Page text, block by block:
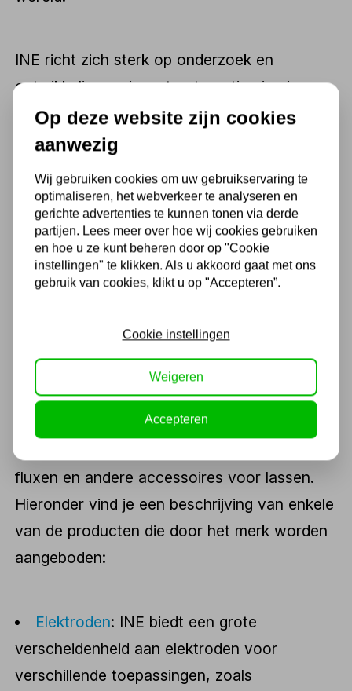
INE richt zich sterk op onderzoek en
ontwikkeling en investeert continu in nieuwe
technologieën en productieprocessen om de
kwaliteit van zijn producten te verbeteren en
voldoen. Het bedrijf heeft ook een sterke
focus op duurzaamheid en werkt
voortdurend aan het verminderen van zijn
ecologische voetafdruk en het verbeteren
Assortiment INE
Het assortiment van INE omvat een breed
scala aan producten voor lassen, waaronder
fluxen en andere accessoires voor lassen.
Hieronder vind je een beschrijving van enkele
van de producten die door het merk worden
aangeboden:
Elektroden: INE biedt een grote
verscheidenheid aan elektroden voor
verschillende toepassingen, zoals
Op deze website zijn cookies
aanwezig
Wij gebruiken cookies om uw gebruikservaring te
optimaliseren, het webverkeer te analyseren en
gerichte advertenties te kunnen tonen via derde
partijen. Lees meer over hoe wij cookies gebruiken
en hoe u ze kunt beheren door op "Cookie
instellingen" te klikken. Als u akkoord gaat met ons
gebruik van cookies, klikt u op "Accepteren”.
Cookie instellingen
Weigeren
Accepteren